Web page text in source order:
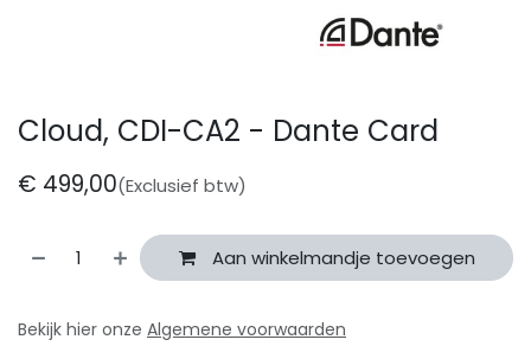
Cloud, CDI-CA2 - Dante Card
€ 499,00(Exclusief btw)
Aan winkelmandje toevoegen
Bekijk hier onze Algemene voorwaarden